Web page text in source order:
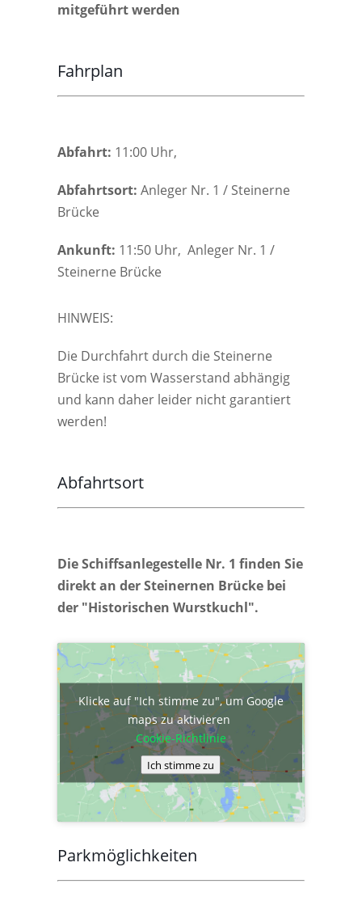
mitgeführt werden
Fahrplan
Abfahrt: 11:00 Uhr,
Abfahrtsort: Anleger Nr. 1 / Steinerne
Brücke
Ankunft: 11:50 Uhr, Anleger Nr. 1 /
Steinerne Brücke
HINWEIS:
Die Durchfahrt durch die Steinerne
Brücke ist vom Wasserstand abhängig
und kann daher leider nicht garantiert
werden!
Abfahrtsort
Die Schiffsanlegestelle Nr. 1 finden Sie
direkt an der Steinernen Brücke bei
der "Historischen Wurstkuchl".
Klicke auf "Ich stimme zu", um Google
maps zu aktivieren
Cookie-Richtlinie
Ich stimme zu
Parkmöglichkeiten